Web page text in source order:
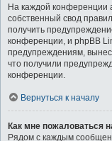
На каждой конференции
собственный свод
получить
конференции, и phpBB
предупреждениям,
что получили
конференции.
Вернуться к началу
Как мне пожаловаться
Рядом с каждым